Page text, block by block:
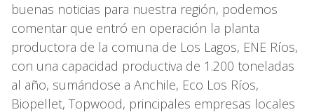
buenas noticias para nuestra región, podemos
comentar que entró en operación la planta
productora de la comuna de Los Lagos, ENE Ríos,
con una capacidad productiva de 1.200 toneladas
al año, sumándose a Anchile, Eco Los Ríos,
Biopellet, Topwood, principales empresas locales